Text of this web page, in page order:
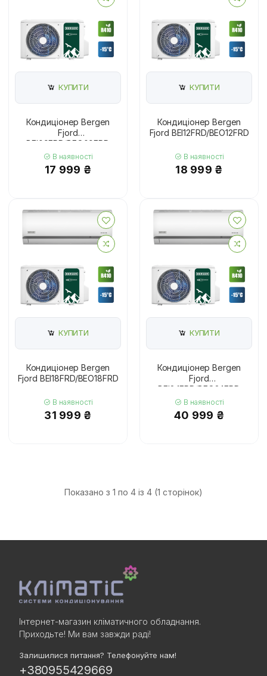
КУПИТИ
Кондиціонер Bergen
Fjord
BEI09FRD/BEO09FRD
В наявності
17 999 ₴
КУПИТИ
Кондиціонер Bergen
Fjord BEI12FRD/BEO12FRD
В наявності
18 999 ₴
КУПИТИ
Кондиціонер Bergen
Fjord BEI18FRD/BEO18FRD
В наявності
31 999 ₴
КУПИТИ
Кондиціонер Bergen
Fjord
BEI24FRD/BEO24FRD
В наявності
40 999 ₴
Показано з 1 по 4 із 4 (1 сторінок)
Інтернет-магазин кліматичного обладнання.
Приходьте! Ми вам завжди раді!
Залишилися питання? Телефонуйте нам!
+380955429669